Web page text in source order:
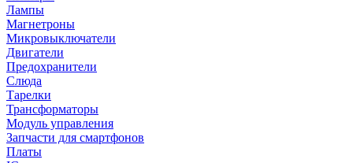
Лампы
Магнетроны
Микровыключатели
Двигатели
Предохранители
Слюда
Тарелки
Трансформаторы
Модуль управления
Запчасти для смартфонов
Платы